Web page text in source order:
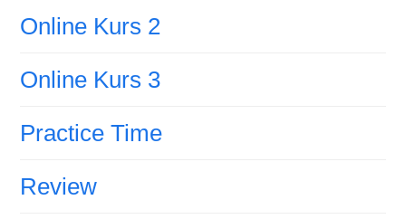
Online Kurs 2
Online Kurs 3
Practice Time
Review